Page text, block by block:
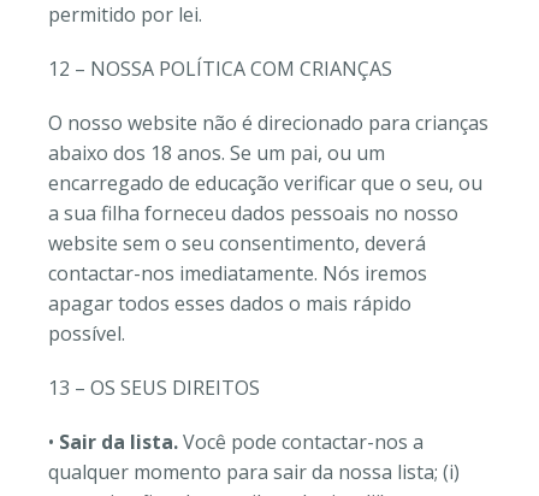
permitido por lei.
12 – NOSSA POLÍTICA COM CRIANÇAS
O nosso website não é direcionado para crianças
abaixo dos 18 anos. Se um pai, ou um
encarregado de educação verificar que o seu, ou
a sua filha forneceu dados pessoais no nosso
website sem o seu consentimento, deverá
contactar-nos imediatamente. Nós iremos
apagar todos esses dados o mais rápido
possível.
13 – OS SEUS DIREITOS
• Sair da lista.Você pode contactar-nos a
qualquer momento para sair da nossa lista; (i)